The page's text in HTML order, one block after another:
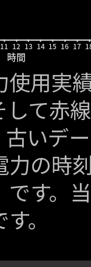
用実
て赤
いデ
の時
す。
。